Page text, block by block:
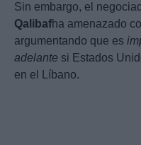
Sin embargo, el
Qalibafha amenazado
argumentando que es
adelante si Estados
en el Líbano.